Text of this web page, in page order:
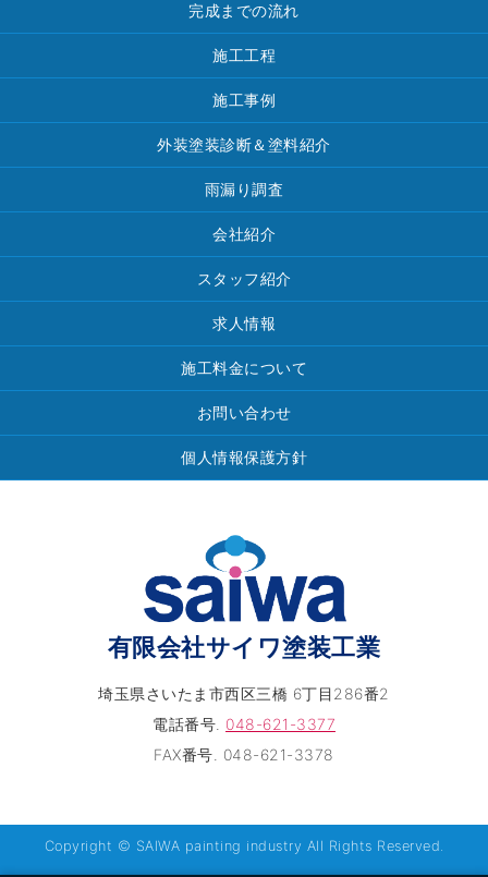
完成までの流れ
施工工程
施工事例
外装塗装診断＆塗料紹介
雨漏り調査
会社紹介
スタッフ紹介
求人情報
施工料金について
お問い合わせ
個人情報保護方針
有限会社サイワ塗装工業
埼玉県さいたま市西区三橋 6丁目286番2
電話番号. 048-621-3377
FAX番号. 048-621-3378
Copyright © SAIWA painting industry All Rights Reserved.